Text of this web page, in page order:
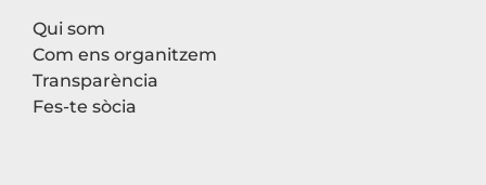
Qui som
Com ens organitzem
Transparència
Fes-te sòcia